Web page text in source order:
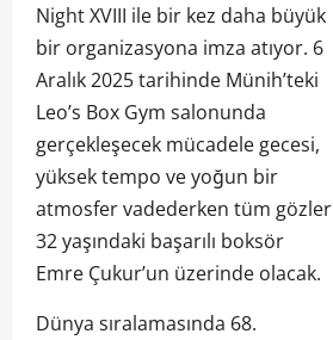
Night XVIII ile bir kez daha büyük
bir organizasyona imza atıyor. 6
Aralık 2025 tarihinde Münih’teki
Leo’s Box Gym salonunda
gerçekleşecek mücadele gecesi,
yüksek tempo ve yoğun bir
atmosfer vadederken tüm gözler
32 yaşındaki başarılı boksör
Emre Çukur’un üzerinde olacak.
Dünya sıralamasında 68.